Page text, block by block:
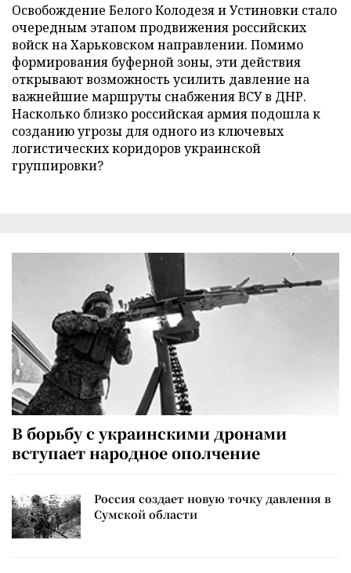
Освобождение Белого Колодезя и Устиновки стало
очередным этапом продвижения российских
войск на Харьковском направлении. Помимо
формирования буферной зоны, эти действия
открывают возможность усилить давление на
важнейшие маршруты снабжения ВСУ в ДНР.
Насколько близко российская армия подошла к
созданию угрозы для одного из ключевых
логистических коридоров украинской
группировки?
В борьбу с украинскими дронами
вступает народное ополчение
Россия создает новую точку давления в
Сумской области